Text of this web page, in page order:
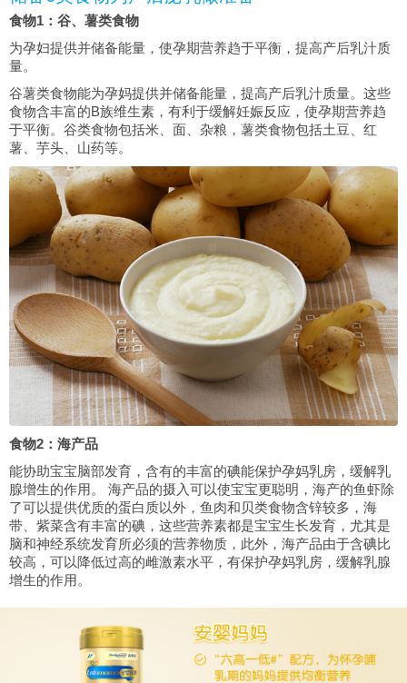
食物1：谷、薯类食物
为孕妇提供并储备能量，使孕期营养趋于平衡，提高产后乳汁质
量。
谷薯类食物能为孕妈提供并储备能量，提高产后乳汁质量。这些
食物含丰富的B族维生素，有利于缓解妊娠反应，使孕期营养趋
于平衡。谷类食物包括米、面、杂粮，薯类食物包括土豆、红
薯、芋头、山药等。
食物2：海产品
能协助宝宝脑部发育，含有的丰富的碘能保护孕妈乳房，缓解乳
腺增生的作用。 海产品的摄入可以使宝宝更聪明，海产的鱼虾除
了可以提供优质的蛋白质以外，鱼肉和贝类食物含锌较多，海
带、紫菜含有丰富的碘，这些营养素都是宝宝生长发育，尤其是
脑和神经系统发育所必须的营养物质，此外，海产品由于含碘比
较高，可以降低过高的雌激素水平，有保护孕妈乳房，缓解乳腺
增生的作用。